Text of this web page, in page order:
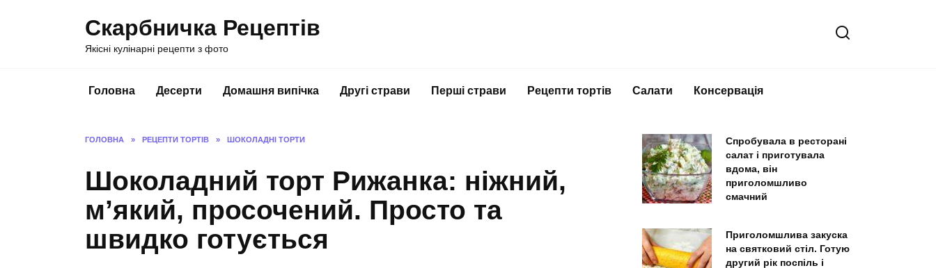
Скарбничка Рецептів
Якісні кулінарні рецепти з фото
Головна Десерти Домашня випічка Другі страви Перші страви Рецепти тортів Салати Консервація
ГОЛОВНА » РЕЦЕПТИ ТОРТІВ » ШОКОЛАДНІ ТОРТИ
Шоколадний торт Рижанка: ніжний,
м’який, просочений. Просто та
швидко готується
Спробувала в ресторані
салат і приготувала
вдома, він
приголомшливо
смачний
Приголомшлива закуска
на святковий стіл. Готую
другий рік поспіль і